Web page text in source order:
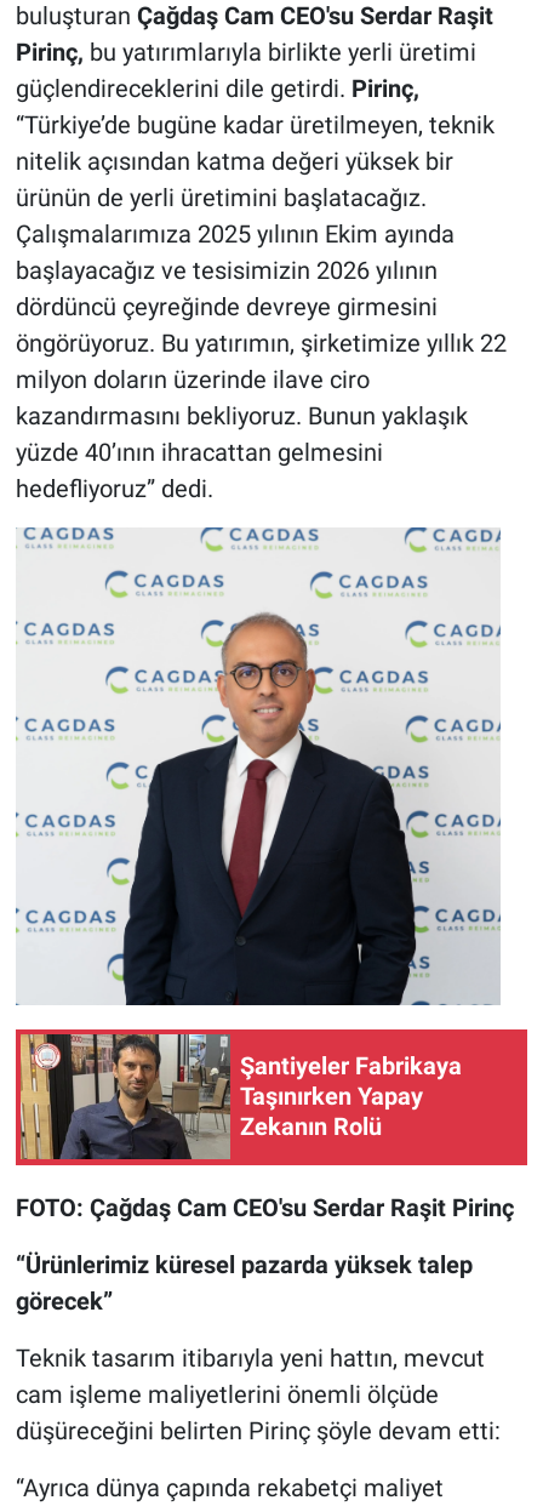
buluşturan Çağdaş Cam CEO'su Serdar Raşit
Pirinç, bu yatırımlarıyla birlikte yerli üretimi
güçlendireceklerini dile getirdi. Pirinç,
“Türkiye’de bugüne kadar üretilmeyen, teknik
nitelik açısından katma değeri yüksek bir
ürünün de yerli üretimini başlatacağız.
Çalışmalarımıza 2025 yılının Ekim ayında
başlayacağız ve tesisimizin 2026 yılının
dördüncü çeyreğinde devreye girmesini
öngörüyoruz. Bu yatırımın, şirketimize yıllık 22
milyon doların üzerinde ilave ciro
kazandırmasını bekliyoruz. Bunun yaklaşık
yüzde 40’ının ihracattan gelmesini
hedefliyoruz” dedi.
Şantiyeler Fabrikaya
Taşınırken Yapay
Zekanın Rolü
FOTO: Çağdaş Cam CEO'su Serdar Raşit Pirinç
“Ürünlerimiz küresel pazarda yüksek talep
görecek”
Teknik tasarım itibarıyla yeni hattın, mevcut
cam işleme maliyetlerini önemli ölçüde
düşüreceğini belirten Pirinç şöyle devam etti:
“Ayrıca dünya çapında rekabetçi maliyet